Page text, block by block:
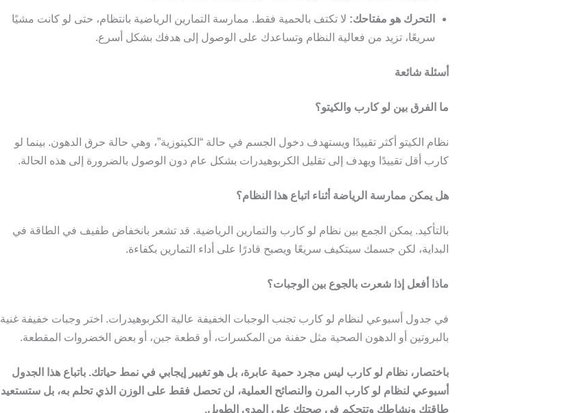
التحرك هو مفتاحك: لا تكتف بالحمية فقط. ممارسة التمارين الرياضية بانتظام، حتى لو كانت مشيًا
سريعًا، تزيد من فعالية النظام وتساعدك على الوصول إلى هدفك بشكل أسرع.
أسئلة شائعة
ما الفرق بين لو كارب والكيتو؟
نظام الكيتو أكثر تقييدًا ويستهدف دخول الجسم في حالة “الكيتوزية”، وهي حالة حرق الدهون. بينما لو
كارب أقل تقييدًا ويهدف إلى تقليل الكربوهيدرات بشكل عام دون الوصول بالضرورة إلى هذه الحالة.
هل يمكن ممارسة الرياضة أثناء اتباع هذا النظام؟
بالتأكيد. يمكن الجمع بين نظام لو كارب والتمارين الرياضية. قد تشعر بانخفاض طفيف في الطاقة في
البداية، لكن جسمك سيتكيف سريعًا ويصبح قادرًا على أداء التمارين بكفاءة.
ماذا أفعل إذا شعرت بالجوع بين الوجبات؟
في جدول أسبوعي لنظام لو كارب تجنب الوجبات الخفيفة عالية الكربوهيدرات. اختر وجبات خفيفة غنية
بالبروتين أو الدهون الصحية مثل حفنة من المكسرات، أو قطعة جبن، أو بعض الخضروات المقطعة.
باختصار،نظام لو كارب ليس مجرد حمية عابرة، بل هو تغيير إيجابي في نمط حياتك. باتباع هذا الجدول
أسبوعي لنظام لو كارب المرن والنصائح العملية، لن تحصل فقط على الوزن الذي تحلم به، بل ستستعيد
طاقتك ونشاطك وتتحكم في صحتك على المدى الطويل.